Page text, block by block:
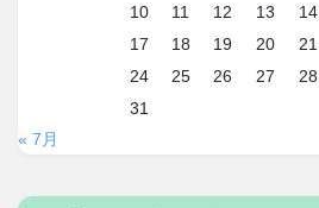
10
11 12 13 14
17
18 19 20 21
24
25 26 27 28
31
« 7月